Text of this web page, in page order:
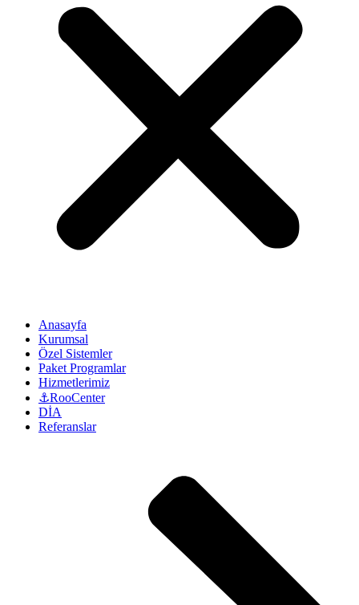
Anasayfa
Kurumsal
Özel Sistemler
Paket Programlar
Hizmetlerimiz
⚓RooCenter
DİA
Referanslar